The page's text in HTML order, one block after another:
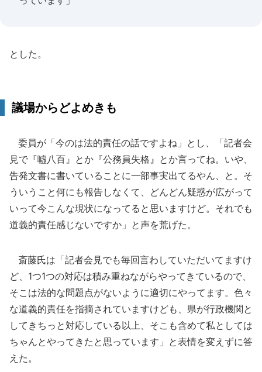
とした。
議場からどよめきも
委員が「今のは法的責任の話ですよね」とし、「記者会
見で『噓八百』とか『公務員失格』とか言ってね。いや、
告発文書に書いていることに一部事実出てるやん、と。そ
ういうこと何にも報告しなくて、どんどん疑惑が広がって
いって今こんな現状になってると思いますけど。それでも
道義的責任感じないですか」と声を荒げた。
斎藤氏は「記者会見でも毎回言わしていただいてますけ
ど、1つ1つの対応は積み重ねながらやってきているので、
そこは法的な問題点がないように適切にやってます。色々
な道義的責任を指摘されていますけども、県が行政機関と
してきちっと対応している以上、そこも含めて私としては
ちゃんとやってきたと思っています」と表情を変えずに答
えた。